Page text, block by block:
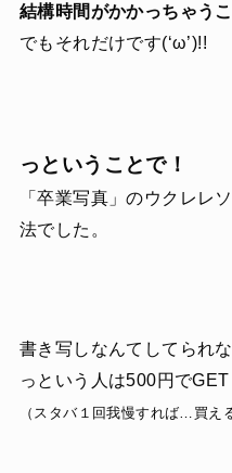
結構時間がかかっちゃう
でもそれだけです(‘ω’)!!
っということで！
「卒業写真」のウクレレ
法でした。
書き写しなんてしてられ
っという人は500円でGET
（スタバ１回我慢すれば…買え